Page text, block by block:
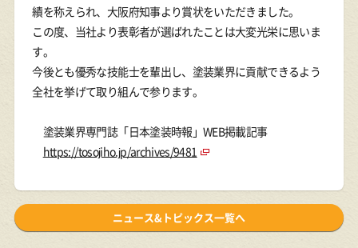
績を称えられ、大阪府知事より賞状をいただきました。
この度、当社より表彰者が選ばれたことは大変光栄に思いま
す。
今後とも優秀な技能士を輩出し、塗装業界に貢献できるよう
全社を挙げて取り組んで参ります。
塗装業界専門誌「日本塗装時報」WEB掲載記事
https://tosojiho.jp/archives/9481
ニュース&トピックス一覧へ